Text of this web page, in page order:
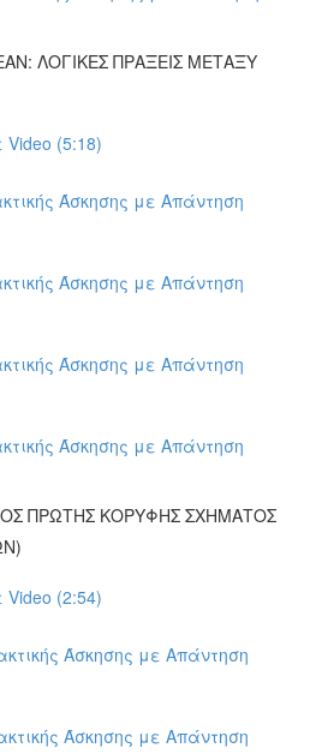
ΛΟΓΙΚΕΣ ΠΡΑΞΕΙΣ ΜΕΤΑΞΥ
(5:18)
Άσκησης με Απάντηση
Άσκησης με Απάντηση
Άσκησης με Απάντηση
Άσκησης με Απάντηση
ΠΡΩΤΗΣ ΚΟΡΥΦΗΣ ΣΧΗΜΑΤΟΣ
(2:54)
Άσκησης με Απάντηση
Άσκησης με Απάντηση